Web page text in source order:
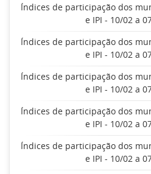
Índices de participação dos
e IPI - 10/02 a
Índices de participação dos
e IPI - 10/02 a
Índices de participação dos
e IPI - 10/02 a
Índices de participação dos
e IPI - 10/02 a
Índices de participação dos
e IPI - 10/02 a